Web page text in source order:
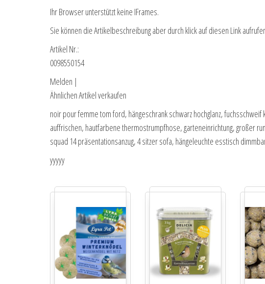
Ihr Browser unterstützt keine IFrames.
Sie können die Artikelbeschreibung aber durch klick auf diesen Link
Artikel Nr.:
0098550154
Melden |
Ähnlichen Artikel verkaufen
noir pour femme tom ford, hängeschrank schwarz hochglanz,
auffrischen, hautfarbene thermostrumpfhose, garteneinrichtung, großer
squad 14 präsentationsanzug, 4 sitzer sofa, hängeleuchte esstisch
yyyyy